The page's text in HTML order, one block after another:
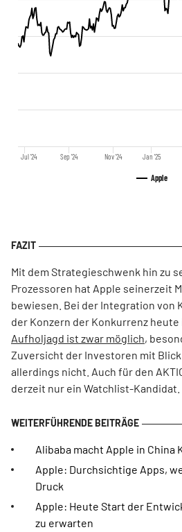
Apple
Jul '24 Sep '24 Nov '24 Jan '25
Mit dem Strategieschwenk hin zu
Prozessoren hat Apple seinerzeit
bewiesen. Bei der Integration von
der Konzern der Konkurrenz
Aufholjagd ist zwar möglich,
Zuversicht der Investoren mit
allerdings nicht. Auch für den
derzeit nur ein Watchlist-Kandidat.
Alibaba macht Apple in China
Apple: Durchsichtige Apps,
Druck
Apple: Heute Start der
zu erwarten